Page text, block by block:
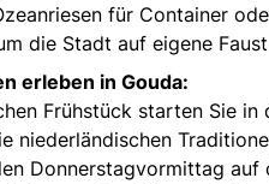
für Container
die Stadt auf eigene
erleben in Gouda:
Frühstück starten Sie
niederländischen
Donnerstagvormittag